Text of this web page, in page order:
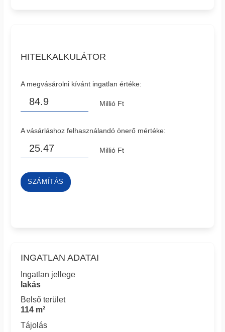
HITELKALKULÁTOR
A megvásárolni kívánt ingatlan értéke:
Millió Ft
A vásárláshoz felhasználandó önerő mértéke:
Millió Ft
SZÁMÍTÁS
INGATLAN ADATAI
Ingatlan jellege
lakás
Belső terület
114 m²
Tájolás